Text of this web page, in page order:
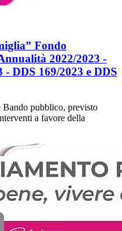
Fondo
2022/2023 -
DDS 169/2023 e DDS
Bando pubblico, previsto
a favore della